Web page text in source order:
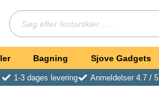
Søg
Bagning Sjove Gadgets
1-3 dages levering Anmeldelser 4.7 / 5